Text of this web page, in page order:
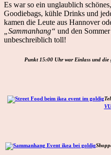
Es war so ein unglaublich
Goodiebags, kühle Drinks und
kamen die Leute aus Hannover
„Sammanhang“ und den
unbeschreiblich toll!
Punkt 15:00 Uhr war Einlass und die